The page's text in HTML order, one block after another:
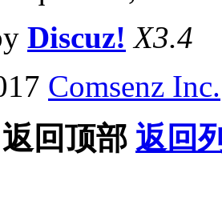
Discuz! X3.4
Comsenz Inc.
返回顶部 返回